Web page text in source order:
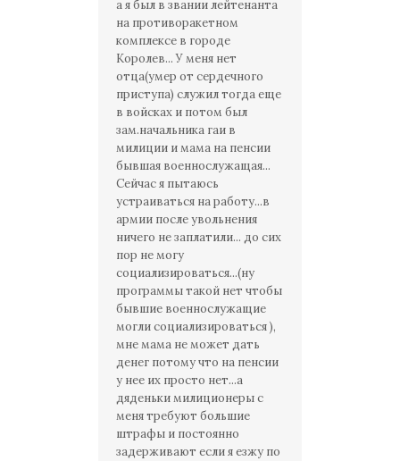
а я был в звании лейтенанта
на противоракетном
комплексе в городе
Королев... У меня нет
отца(умер от сердечного
приступа) служил тогда еще
в войсках и потом был
зам.начальника гаи в
милиции и мама на пенсии
бывшая военнослужащая...
Сейчас я пытаюсь
устраиваться на работу...в
армии после увольнения
ничего не заплатили... до сих
пор не могу
социализироваться...(ну
программы такой нет чтобы
бывшие военнослужащие
могли социализироваться ),
мне мама не может дать
денег потому что на пенсии
у нее их просто нет...а
дяденьки милиционеры с
меня требуют большие
штрафы и постоянно
задерживают если я езжу по